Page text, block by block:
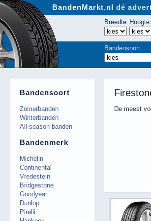
De meest
Bandensoort
Zomerbanden
Winterbanden
All-season banden
Bandenmerk
Michelin
Continental
Vredestein
Bridgestone
Goodyear
Dunlop
Pirelli
BandenMarkt.nl dé
Breedte Hoogte
Bandensoort